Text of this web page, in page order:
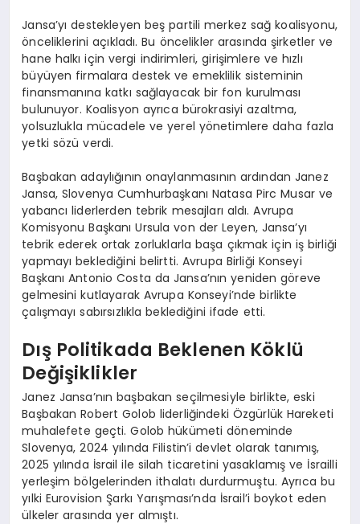
Jansa’yı destekleyen beş partili merkez sağ koalisyonu,
önceliklerini açıkladı. Bu öncelikler arasında şirketler ve
hane halkı için vergi indirimleri, girişimlere ve hızlı
büyüyen firmalara destek ve emeklilik sisteminin
finansmanına katkı sağlayacak bir fon kurulması
bulunuyor. Koalisyon ayrıca bürokrasiyi azaltma,
yolsuzlukla mücadele ve yerel yönetimlere daha fazla
yetki sözü verdi.
Başbakan adaylığının onaylanmasının ardından Janez
Jansa, Slovenya Cumhurbaşkanı Natasa Pirc Musar ve
yabancı liderlerden tebrik mesajları aldı. Avrupa
Komisyonu Başkanı Ursula von der Leyen, Jansa’yı
tebrik ederek ortak zorluklarla başa çıkmak için iş birliği
yapmayı beklediğini belirtti. Avrupa Birliği Konseyi
Başkanı Antonio Costa da Jansa’nın yeniden göreve
gelmesini kutlayarak Avrupa Konseyi’nde birlikte
çalışmayı sabırsızlıkla beklediğini ifade etti.
Dış Politikada Beklenen Köklü
Değişiklikler
Janez Jansa’nın başbakan seçilmesiyle birlikte, eski
Başbakan Robert Golob liderliğindeki Özgürlük Hareketi
muhalefete geçti. Golob hükümeti döneminde
Slovenya, 2024 yılında Filistin’i devlet olarak tanımış,
2025 yılında İsrail ile silah ticaretini yasaklamış ve İsrailli
yerleşim bölgelerinden ithalatı durdurmuştu. Ayrıca bu
yılki Eurovision Şarkı Yarışması’nda İsrail’i boykot eden
ülkeler arasında yer almıştı.